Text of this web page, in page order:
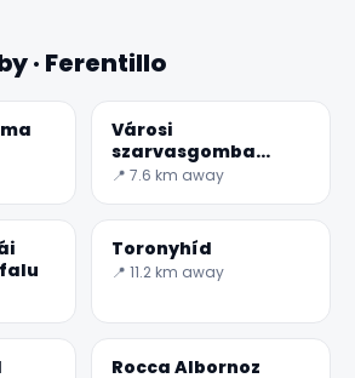
· Ferentillo
Városi
szarvasgomba
Múzeum
📍 7.6 km away
Toronyhíd
📍 11.2 km away
Rocca Albornoz